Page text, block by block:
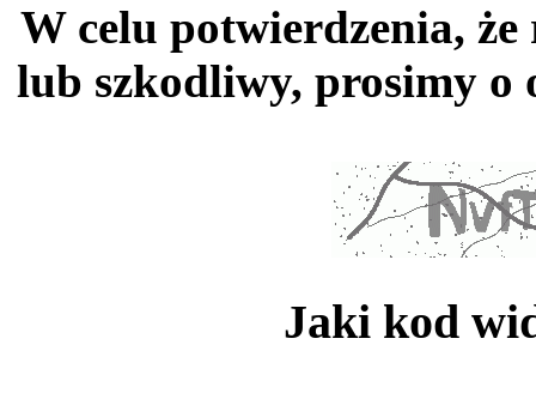
W celu potwierdzenia,
lub szkodliwy, prosimy o
Jaki kod